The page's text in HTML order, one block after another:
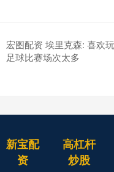
宏图配资 埃里克森: 喜欢
足球比赛场次太多
新宝配
资
高杠杆
炒股